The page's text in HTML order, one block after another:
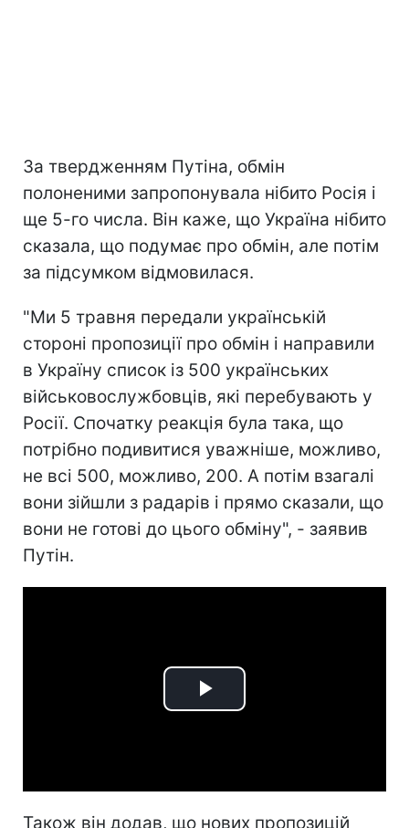
За твердженням Путіна, обмін
полоненими запропонувала нібито Росія і
ще 5-го числа. Він каже, що Україна нібито
сказала, що подумає про обмін, але потім
за підсумком відмовилася.
"Ми 5 травня передали українській
стороні пропозиції про обмін і направили
в Україну список із 500 українських
військовослужбовців, які перебувають у
Росії. Спочатку реакція була така, що
потрібно подивитися уважніше, можливо,
не всі 500, можливо, 200. А потім взагалі
вони зійшли з радарів і прямо сказали, що
вони не готові до цього обміну", - заявив
Путін.
Play
Також він додав, що нових пропозицій